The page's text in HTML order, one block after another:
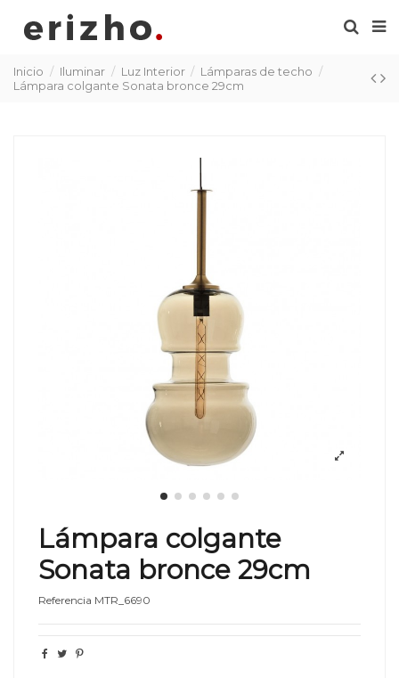
Inicio Iluminar Luz Interior
Lámparas de techo
Lámpara colgante Sonata bronce 29cm
Lámpara colgante
Sonata bronce 29cm
Referencia MTR_6690